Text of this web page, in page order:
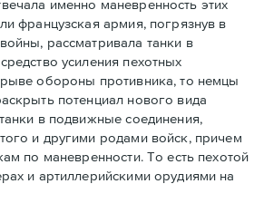
именно маневренность этих
французская армия, погрязнув в
рассматривала танки в
усиления пехотных
обороны противника, то немцы
потенциал нового вида
в подвижные соединения,
и другими родами войск, причем
по маневренности. То есть пехотой
и артиллерийскими орудиями на